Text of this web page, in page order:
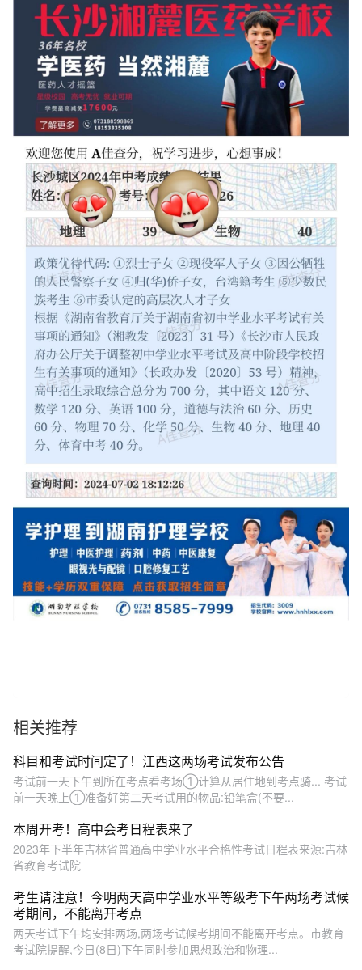
相关推荐
科目和考试时间定了！江西这两场考试发布公告
考试前一天下午到所在考点看考场①计算从居住地到考点骑... 考试
前一天晚上①准备好第二天考试用的物品:铅笔盒(不要...
本周开考！高中会考日程表来了
2023年下半年吉林省普通高中学业水平合格性考试日程表来源:吉林
省教育考试院
考生请注意！今明两天高中学业水平等级考下午两场考试候
考期间，不能离开考点
两天考试下午均安排两场,两场考试候考期间不能离开考点。市教育
考试院提醒,今日(8日)下午同时参加思想政治和物理...